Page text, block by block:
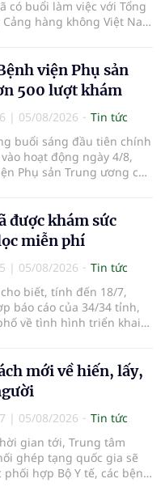
có buổi làm việc với Tổng
hàng không Việt Nam
tỉnh Lâm Đồng và ACV
phục hồi hoạt động
thúc đẩy mở mới các
nội địa và quốc tế.
viện Phụ sản
500 lượt khám
| 05/08/2026
Tin tức
buổi sáng đầu tiên chính
hoạt động ngày 4/8,
Phụ sản Trung ương cơ
tiên chào đời.
được khám sức
miễn phí
| 05/08/2026
Tin tức
cho biết, tính đến 18/7,
báo cáo của 34/34 tỉnh,
về tình hình triển khai
người, chiếm gần
số cả nước đã được khám
định kỳ năm nay.
mới về hiến, lấy,
| 05/08/2026
Tin tức
gian tới, Trung tâm
ghép tạng quốc gia sẽ
hợp Bộ Y tế, các bệnh